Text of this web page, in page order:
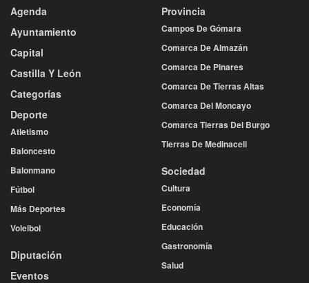
Agenda
Ayuntamiento
Capital
Castilla Y León
Categorías
Deporte
Atletismo
Baloncesto
Balonmano
Fútbol
Más Deportes
Voleibol
Diputación
Eventos
Provincia
Campos De Gómara
Comarca De Almazán
Comarca De Pinares
Comarca De Tierras Altas
Comarca Del Moncayo
Comarca Tierras Del Burgo
Tierras De Medinaceli
Sociedad
Cultura
Economía
Educación
Gastronomía
Salud